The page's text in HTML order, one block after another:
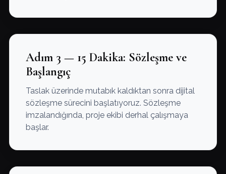
Adım 3 — 15 Dakika: Sözleşme ve
Başlangıç
Taslak üzerinde mutabık kaldıktan sonra dijital
sözleşme sürecini başlatıyoruz. Sözleşme
imzalandığında, proje ekibi derhal çalışmaya
başlar.